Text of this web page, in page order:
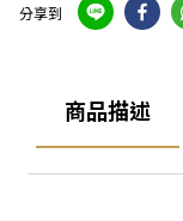
分享到
商品描述